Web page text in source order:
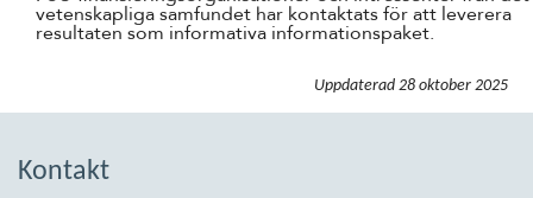
vetenskapliga samfundet har kontaktats för att leverera
resultaten som informativa informationspaket.
Uppdaterad 28 oktober 2025
Kontakt